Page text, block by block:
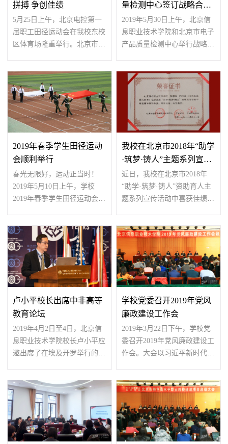
拼搏 争创佳绩
5月25日上午，北京电控第一
届职工田径运动会在我校东校
区体育场隆重举行。北京市工
量检测中心签订战略合作
协议
2019年5月30日上午，北京信
息职业技术学院和北京市电子
产品质量检测中心举行战略合
2019年春季学生田径运动
会顺利举行
春光无限好，运动正当时！
2019年5月10日上午，学校
2019年春季学生田径运动会在
我校在北京市2018年“助学
·筑梦·铸人”主题系列宣传
活动中喜...
近日，我校在北京市2018年
“助学·筑梦·铸人”资助育人主
题系列宣传活动中喜获佳绩。
卢小平校长出席中非高等
教育论坛
2019年4月2日至4日，北京信
息职业技术学院校长卢小平应
邀出席了在埃及开罗举行的
学校党委召开2019年党风
廉政建设工作会
2019年3月22日下午，学校党
委召开2019年党风廉政建设工
作会。大会以习近平新时代中